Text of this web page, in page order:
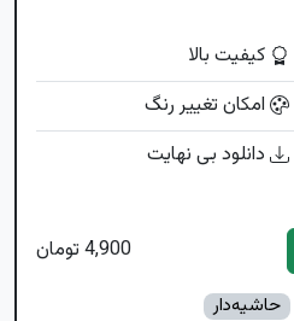
کیفیت بالا
امکان تغییر رنگ
دانلود بی نهایت
4,900 تومان
حاشیه‌دار